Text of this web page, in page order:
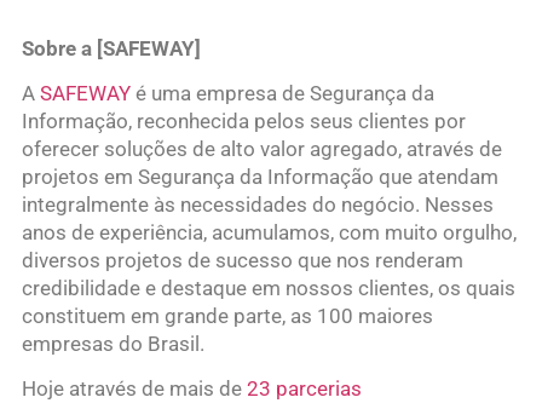
Sobre a [SAFEWAY]
A SAFEWAYé uma empresa de Segurança da
Informação, reconhecida pelos seus clientes por
oferecer soluções de alto valor agregado, através de
projetos em Segurança da Informação que atendam
integralmente às necessidades do negócio. Nesses
anos de experiência, acumulamos, com muito orgulho,
diversos projetos de sucesso que nos renderam
credibilidade e destaque em nossos clientes, os quais
constituem em grande parte, as 100 maiores
empresas do Brasil.
Hoje através de mais de 23 parcerias